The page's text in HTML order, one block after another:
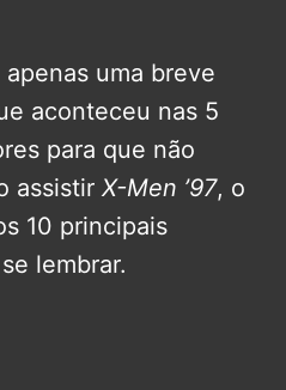
uma breve
aconteceu nas 5
para que não
assistir X-Men ’97, o
10 principais
lembrar.